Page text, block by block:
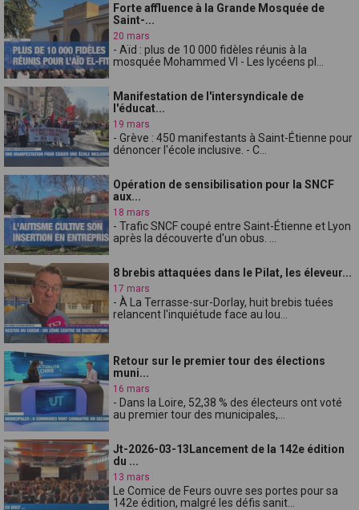
Forte affluence à la Grande Mosquée de
Saint-...
20 mars
- Aïd : plus de 10 000 fidèles réunis à la
mosquée Mohammed VI - Les lycéens pl...
Manifestation de l'intersyndicale de
l'éducat...
19 mars
- Grève : 450 manifestants à Saint-Étienne pour
dénoncer l'école inclusive. - C...
Opération de sensibilisation pour la SNCF
aux...
18 mars
- Trafic SNCF coupé entre Saint-Étienne et Lyon
après la découverte d'un obus. ...
8 brebis attaquées dans le Pilat, les éleveur...
17 mars
- À La Terrasse-sur-Dorlay, huit brebis tuées
relancent l'inquiétude face au lou...
Retour sur le premier tour des élections
muni...
16 mars
- Dans la Loire, 52,38 % des électeurs ont voté
au premier tour des municipales,...
Jt-2026-03-13Lancement de la 142e édition
du ...
13 mars
Le Comice de Feurs ouvre ses portes pour sa
142e édition, malgré les défis sanit...